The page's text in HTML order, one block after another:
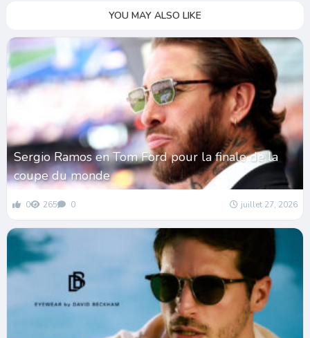
YOU MAY ALSO LIKE
Sergio Ramos en Tom Ford pour la finale de la
coupe du monde
0 265 0 juillet 27, 2026